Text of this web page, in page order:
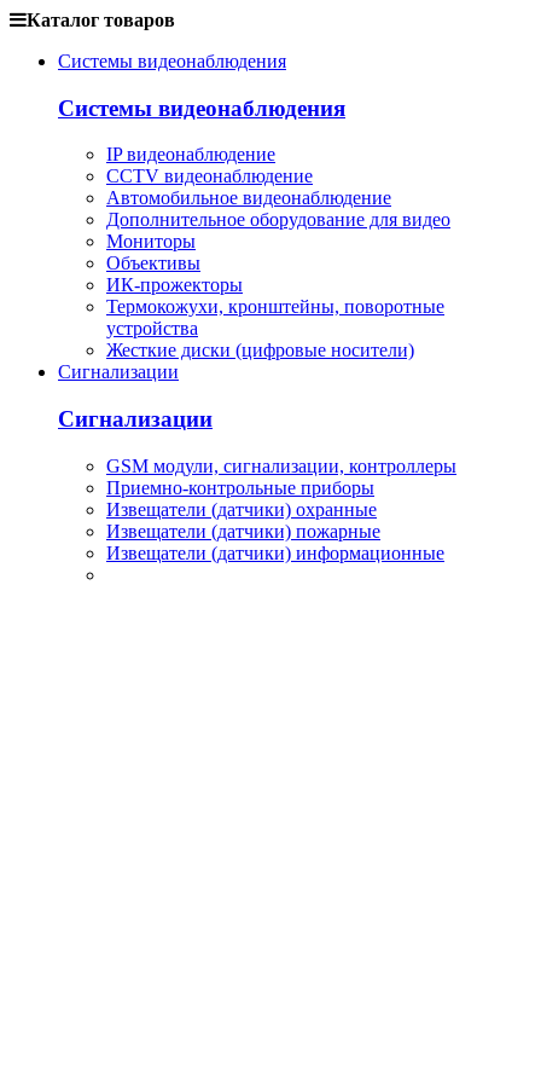
Каталог товаров
Системы видеонаблюдения
Системы видеонаблюдения
IP видеонаблюдение
CCTV видеонаблюдение
Автомобильное видеонаблюдение
Дополнительное оборудование для видео
Мониторы
Объективы
ИК-прожекторы
Термокожухи, кронштейны, поворотные
устройства
Жесткие диски (цифровые носители)
Сигнализации
Сигнализации
GSM модули, сигнализации, контроллеры
Приемно-контрольные приборы
Извещатели (датчики) охранные
Извещатели (датчики) пожарные
Извещатели (датчики) информационные